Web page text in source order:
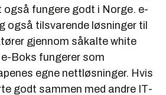
også fungere godt i Norge. e-
også tilsvarende løsninger til
gjennom såkalte white
Boks fungerer som
egne nettløsninger. Hvis
godt sammen med andre IT-